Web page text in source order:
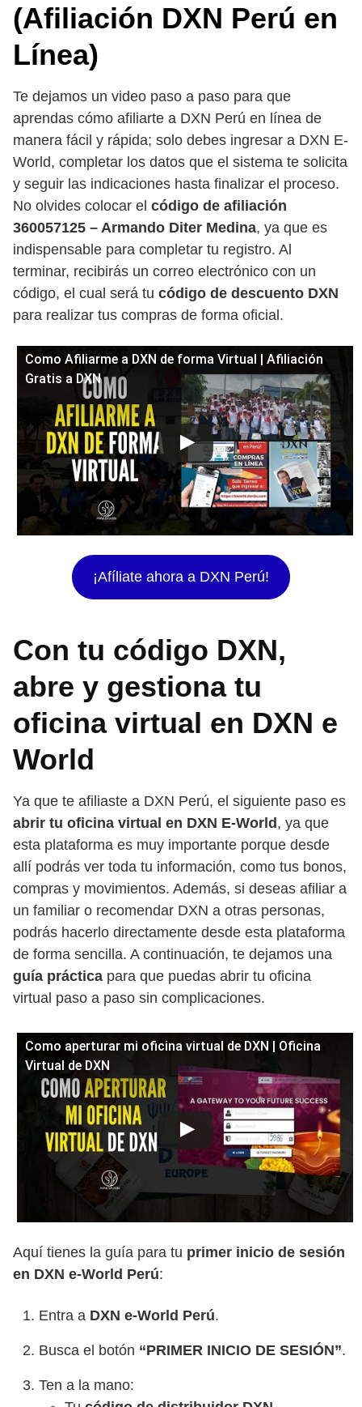
(Afiliación DXN Perú en
Línea)
Te dejamos un video paso a paso para que
aprendas cómo afiliarte a DXN Perú en línea de
manera fácil y rápida; solo debes ingresar a DXN E-
World, completar los datos que el sistema te solicita
y seguir las indicaciones hasta finalizar el proceso.
No olvides colocar el código de afiliación
360057125 – Armando Diter Medina, ya que es
indispensable para completar tu registro. Al
terminar, recibirás un correo electrónico con un
código, el cual será tu código de descuento DXN
para realizar tus compras de forma oficial.
Como Afiliarme a DXN de forma Virtual | Afiliación
Gratis a DXN
¡Afíliate ahora a DXN Perú!
Con tu código DXN,
abre y gestiona tu
oficina virtual en DXN e
World
Ya que te afiliaste a DXN Perú, el siguiente paso es
abrir tu oficina virtual en DXN E-World , ya que
esta plataforma es muy importante porque desde
allí podrás ver toda tu información, como tus bonos,
compras y movimientos. Además, si deseas afiliar a
un familiar o recomendar DXN a otras personas,
podrás hacerlo directamente desde esta plataforma
de forma sencilla. A continuación, te dejamos una
guía práctica para que puedas abrir tu oficina
virtual paso a paso sin complicaciones.
Como aperturar mi oficina virtual de DXN | Oficina
Virtual de DXN
Aquí tienes la guía para tu primer inicio de sesión
en DXN e-World Perú:
Entra a DXN e-World Perú.
Busca el botón “PRIMER INICIO DE SESIÓN”.
Ten a la mano: